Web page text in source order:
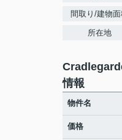
間取り/建物面
所在地
情報
物件名
価格